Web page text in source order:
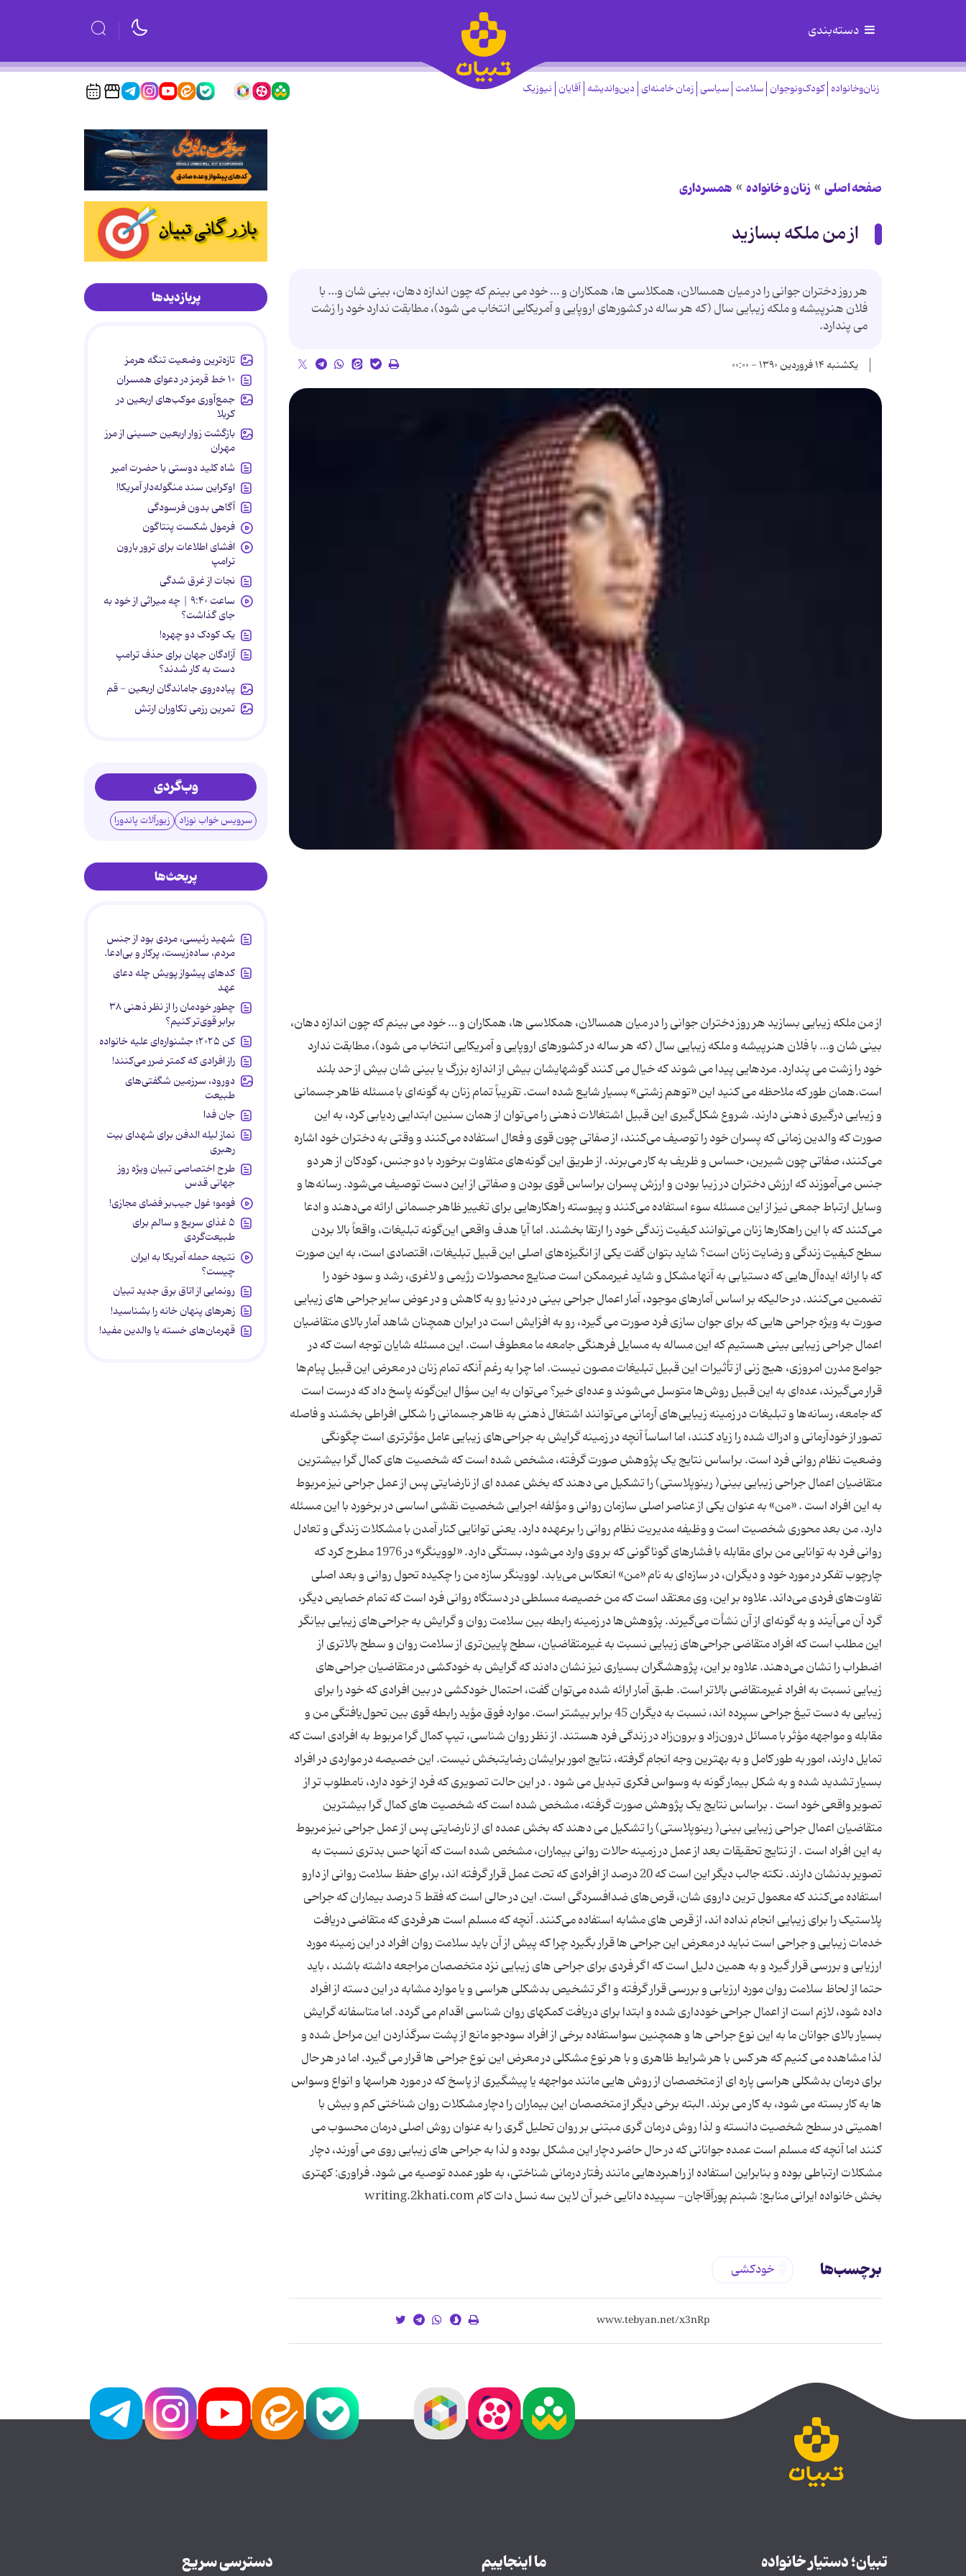
دسته‌بندی
زنان‌وخانواده کودک‌ونوجوان سلامت سیاسی زمان خامنه‌ای دین‌واندیشه آقایان نیوزیک
صفحه اصلی زنان و خانواده همسرداری
از من ملکه بسازید
هر روز دختران جوانی را در میان همسالان، همکلاسی ها، همکاران و … خود می بینم که چون اندازه دهان، بینی شان و… با
فلان هنرپیشه و ملکه زیبایی سال (که هر ساله در کشورهای اروپایی و آمریکایی انتخاب می شود)، مطابقت ندارد خود را زشت
می پندارد.
یکشنبه ۱۴ فروردین ۱۳۹۰ - ۰۰:۰۰
از من ملکه زیبایی بسازید هر روز دختران جوانی را در میان همسالان، همکلاسی ها، همکاران و … خود می بینم که چون اندازه دهان،
بینی شان و… با فلان هنرپیشه و ملکه زیبایی سال (که هر ساله در کشورهای اروپایی و آمریکایی انتخاب می شود)، مطابقت ندارد
خود را زشت می پندارد. مردهایی پیدا می شوند که خیال می کنند گوشهایشان بیش از اندازه بزرگ یا بینی شان بیش از حد بلند
است.همان طور که ملاحظه می کنید این «توهم زشتی» بسیار شایع شده است. تقریباً تمام زنان به گونه‌ای با مسئله ظاهر جسمانی
و زیبایی درگیری ذهنی دارند. شروع شكل‌گیری این قبیل اشتغالات ذهنی را می‌توان از همان سنین ابتدایی ردیابی كرد، به این
صورت كه والدین زمانی كه پسران خود را توصیف می‌كنند، از صفاتی چون قوی و فعال استفاده می‌كنند و وقتی به دختران خود اشاره
می‌كنند، صفاتی چون شیرین، حساس و ظریف به كار می‌برند. از طریق این گونه‌های متفاوت برخورد با دو جنس، كودكان از هر دو
جنس می‌آموزند كه ارزش دختران در زیبا بودن و ارزش پسران براساس قوی بودن و صفاتی از این دست توصیف می‌شود. رسانه‌ها و
وسایل ارتباط جمعی نیز از این مسئله سوء استفاده می‌كنند و پیوسته راهكارهایی برای تغییر ظاهر جسمانی ارائه می‌دهند و ادعا
می‌كنند كه با این راهكارها زنان می‌توانند كیفیت زندگی خود را ارتقا بخشند. اما آیا هدف واقعی این‌گونه تبلیغات، واقعاً بالا بردن
سطح كیفیت زندگی و رضایت زنان است؟ شاید بتوان گفت یكی از انگیزه‌های اصلی این قبیل تبلیغات، اقتصادی است، به این صورت
كه با ارائه ایده‌آل‌هایی كه دستیابی به آنها مشكل و شاید غیرممكن است صنایع محصولات رژیمی و لاغری، ‌رشد و سود خود را
تضمین می‌كنند. در حالیکه بر اساس آمارهای موجود، آمار اعمال جراحی بینی در دنیا رو به کاهش و در عوض سایر جراحی های زیبایی
صورت به ویژه جراحی هایی که برای جوان سازی فرد صورت می گیرد، رو به افزایش است در ایران همچنان شاهد آمار بالای متقاضیان
اعمال جراحی زیبایی بینی هستیم که این مساله به مسایل فرهنگی جامعه ما معطوف است. این مسئله شایان توجه است كه در
جوامع مدرن امروزی، هیچ زنی از تأثیرات این قبیل تبلیغات مصون نیست. اما چرا به رغم آنكه تمام زنان در معرض این قبیل پیام‌ها
قرار می‌گیرند، عده‌ای به این قبیل روش‌ها متوسل می‌شوند و عده‌ای خیر؟ می‌توان به این سؤال این‌گونه پاسخ داد كه درست است
كه جامعه، رسانه‌ها و تبلیغات در زمینه زیبایی‌های آرمانی می‌توانند اشتغال ذهنی به ظاهر جسمانی را شكلی افراطی بخشند و فاصله
تصور از خودآرمانی و ادراك شده را زیاد كنند، اما اساساً آنچه در زمینه گرایش به جراحی‌های زیبایی عامل مؤثرتری است چگونگی
وضعیت نظام روانی فرد است. براساس نتایج یک پژوهش صورت گرفته، مشخص شده است که شخصیت های کمال گرا بیشترین
متقاضیان اعمال جراحی زیبایی بینی( رینوپلاستی) را تشکیل می دهند که بخش عمده ای از نارضایتی پس از عمل جراحی نیز مربوط
به این افراد است . «من» به عنوان یكی از عناصر اصلی سازمان روانی و مؤلفه اجرایی شخصیت نقشی اساسی در برخورد با این مسئله
دارد. من بعد محوری شخصیت است و وظیفه مدیریت نظام روانی را برعهده دارد. یعنی توانایی كنار آمدن با مشكلات زندگی و تعادل
روانی فرد به توانایی من برای مقابله با فشارهای گوناگونی كه بر وی وارد می‌شود، بستگی دارد. «لووینگر» در 1976 مطرح كرد كه
چارچوب تفكر در مورد خود و دیگران، در سازه‌ای به نام «من» انعكاس می‌یابد. لووینگر سازه من را چكیده تحول روانی و بعد اصلی
تفاوت‌های فردی می‌داند. علاوه بر این، وی معتقد است كه من خصیصه مسلطی در دستگاه روانی فرد است كه تمام خصایص دیگر،
گرد آن می‌آیند و به گونه‌ای از آن نشأت می‌گیرند. پژوهش‌ها در زمینه رابطه بین سلامت روان و گرایش به جراحی‌های زیبایی بیانگر
این مطلب است كه افراد متقاضی جراحی‌های زیبایی نسبت به غیرمتقاضیان، سطح پایین‌تری از سلامت روان و سطح بالاتری از
اضطراب را نشان می‌دهند. علاوه بر این، پژوهشگران بسیاری نیز نشان دادند كه گرایش به خودكشی در متقاضیان جراحی‌های
زیبایی نسبت به افراد غیرمتقاضی بالاتر است. طبق آمار ارائه شده می‌توان گفت، احتمال خودکشی در بین افرادی که خود را برای
زیبایی به دست تیغ جراحی سپرده اند، نسبت به دیگران 45 برابر بیشتر است. موارد فوق مؤید رابطه قوی بین تحول‌یافتگی من و
مقابله و مواجهه مؤثر با مسائل درون‌زاد و برون‌زاد در زندگی فرد هستند. از نظر روان شناسی، تیپ کمال گرا مربوط به افرادی است که
تمایل دارند، امور به طور کامل و به بهترین وجه انجام گرفته، نتایج امور برایشان رضایتبخش نیست. این خصیصه در مواردی در افراد
بسیار تشدید شده و به شکل بیمار گونه به وسواس فکری تبدیل می شود . در این حالت تصویری که فرد از خود دارد، نامطلوب تر از
تصویر واقعی خود است . براساس نتایج یک پژوهش صورت گرفته، مشخص شده است که شخصیت های کمال گرا بیشترین
متقاضیان اعمال جراحی زیبایی بینی( رینوپلاستی) را تشکیل می دهند که بخش عمده ای از نارضایتی پس از عمل جراحی نیز مربوط
به این افراد است . از نتایج تحقیقات بعد از عمل در زمینه حالات روانی بیماران، مشخص شده است که آنها حس بدتری نسبت به
تصویر بدنشان دارند. نکته جالب دیگر این است که 20 درصد از افرادی که تحت عمل قرار گرفته اند، برای حفظ سلامت روانی از دارو
استفاده می‌کنند که معمول ترین داروی شان، قرص‌های ضدافسردگی است. این در حالی است که فقط 5 درصد بیماران که جراحی
پلاستیک را برای زیبایی انجام نداده اند، از قرص های مشابه استفاده می‌کنند. آنچه که مسلم است هر فردی که متقاضی دریافت
خدمات زیبایی و جراحی است نباید در معرض این جراحی ها قرار بگیرد چرا که پیش از آن باید سلامت روان افراد در این زمینه مورد
ارزیابی و بررسی قرار گیرد و به همین دلیل است که اگر فردی برای جراحی های زیبایی نزد متخصصان مراجعه داشته باشند ، باید
حتما از لحاظ سلامت روان مورد ارزیابی و بررسی قرار گرفته و اگر تشخیص بدشکلی هراسی و یا موارد مشابه در این دسته از افراد
داده شود، لازم است از اعمال جراحی خودداری شده و ابتدا برای دریافت کمکهای روان شناسی اقدام می گردد. اما متاسفانه گرایش
بسیار بالای جوانان ما به این نوع جراحی ها و همچنین سواستفاده برخی از افراد سودجو مانع از پشت سرگذاردن این مراحل شده و
لذا مشاهده می کنیم که هر کس با هر شرایط ظاهری و با هر نوع مشکلی در معرض این نوع جراحی ها قرار می گیرد. اما در هر حال
برای درمان بدشکلی هراسی پاره ای از متخصصان از روش هایی مانند مواجهه یا پیشگیری از پاسخ که در مورد هراسها و انواع وسواس
ها به کار بسته می شود، به کار می برند. البته برخی دیگر از متخصصان این بیماران را دچار مشکلات روان شناختی کم و بیش با
اهمیتی در سطح شخصیت دانسته و لذا روش درمان گری مبتنی بر روان تحلیل گری را به عنوان روش اصلی درمان محسوب می
کنند اما آنچه که مسلم است عمده جوانانی که در حال حاضر دچار این مشکل بوده و لذا به جراحی های زیبایی روی می آورند، دچار
مشکلات ارتباطی بوده و بنابراین استفاده از راهبردهایی مانند رفتار درمانی شناختی، به طور عمده توصیه می شود. فراوری: کهتری
بخش خانواده ایرانی منابع: شبنم پورآقاجان- سپیده دانایی خبر آن لاین سه نسل دات کام writing.2khati.com
برچسب‌ها خودکشی
پربازدیدها
تازه‌ترین وضعیت تنگه هرمز
۱۰ خط قرمز در دعوای همسران
جمع‌آوری موکب‌های اربعین در
کربلا
بازگشت زوار اربعین حسینی از مرز
مهران
شاه کلید دوستی با حضرت امیر
اوکراین سند منگوله‌دار آمریکا!
آگاهی بدون فرسودگی
فرمول شکست پنتاگون
افشای اطلاعات برای ترور بارون
ترامپ
نجات از غرق شدگی
ساعت ۹:۴۰ | چه میراثی از خود به
جای گذاشت؟
یک کودک دو چهره!
آزادگان جهان برای حذف ترامپ
دست به کار شدند؟
پیاده‌روی جاماندگان اربعین - قم
تمرین رزمی تکاوران ارتش
وب‌گردی
سرویس خواب نوزاد زیورآلات پاندورا
پربحث‌ها
شهید رئیسی، مردی بود از جنس
مردم، ساده‌زیست، پرکار و بی‌ادعا.
کدهای پیشواز پویش چله دعای
عهد
چطور خودمان را از نظر ذهنی ۳۸
برابر قوی‌تر کنیم؟
کن ۲۰۲۵؛ جشنواره‌ای علیه خانواده
راز افرادی که کمتر ضرر می‌کنند!
دورود، سرزمین شگفتی‌های
طبیعت
جان فدا
نماز لیله الدفن برای شهدای بیت
رهبری
طرح اختصاصی تبیان ویژه روز
جهانی قدس
فومو؛ غول جیب‌بر فضای مجازی!
۵ غذای سریع و سالم برای
طبیعت‌گردی
نتیجه حمله آمریکا به ایران
چیست؟
رونمایی از اتاق برق جدید تبیان
زهرهای پنهان خانه را بشناسید!
قهرمان‌های خسته یا والدین مفید!
تبیان؛ دستیار خانواده ما اینجاییم دسترسی سریع